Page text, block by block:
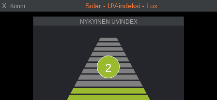
X Kiinni Solar - UV-indeksi - Lux
NYKYINEN UVINDEX
2